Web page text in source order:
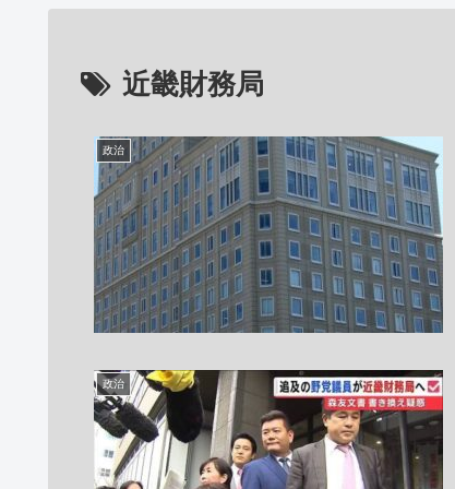
近畿財務局
政治
政治